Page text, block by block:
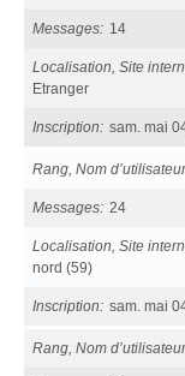
Messages 14
Localisation, Site
Etranger
Inscription sam. mai
Rang, Nom d’utilisateur
Messages 24
Localisation, Site
nord (59)
Inscription sam. mai
Rang, Nom d’utilisateur